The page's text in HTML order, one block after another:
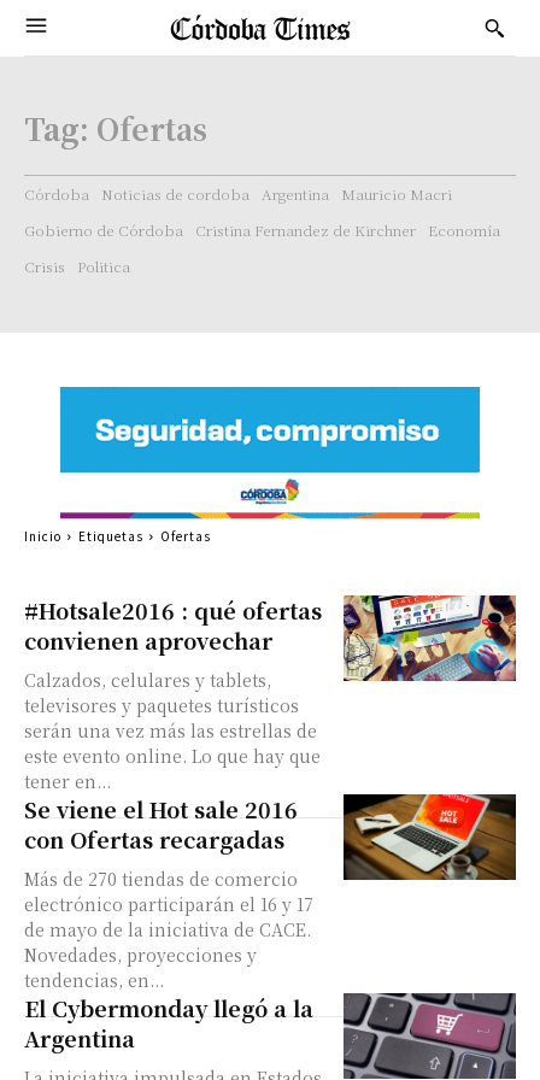
Tag: Ofertas
Córdoba Noticias de cordoba Argentina
Mauricio Macri
Gobierno de Córdoba
Cristina Fernandez de Kirchner
Economía
Crisis
Politica
#Hotsale2016 : qué ofertas
convienen aprovechar
Calzados, celulares y tablets,
televisores y paquetes turísticos
serán una vez más las estrellas de
este evento online. Lo que hay que
tener en...
Se viene el Hot sale 2016
con Ofertas recargadas
Más de 270 tiendas de comercio
electrónico participarán el 16 y 17
de mayo de la iniciativa de CACE.
Novedades, proyecciones y
tendencias, en...
El Cybermonday llegó a la
Argentina
Inicio Etiquetas Ofertas